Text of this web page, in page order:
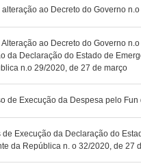
alteração ao Decreto do Governo
Alteração ao Decreto do Governo
da Declaração do Estado de
n.o 29/2020, de 27 de março
de Execução da Despesa pelo Fun
de Execução da Declaração do
da República n. o 32/2020, de 27